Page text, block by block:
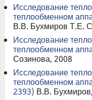
Исследование
теплообменном
В.В. Бухмиров Т.Е.
Исследование
теплообменном
Созинова, 2008
Исследование
теплообменном
2393) В.В.